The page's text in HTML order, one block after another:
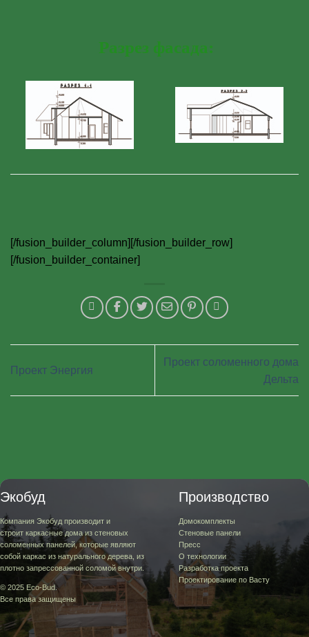
Разрез фасада:
[/fusion_builder_column][/fusion_builder_row]
[/fusion_builder_container]
Проект Энергия
Проект соломенного дома
Дельта
Экобуд
Компания Экобуд производит и
строит каркасные дома из стеновых
соломенных панелей, которые являют
собой каркас из натурального дерева, из
плотно запрессованной соломой внутри.
© 2025 Eco-Bud.
Все права защищены
Производство
Домокомплекты
Стеновые панели
Пресс
О технологии
Разработка проекта
Проектирование по Васту